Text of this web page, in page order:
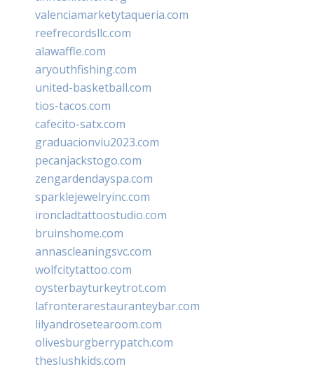
valenciamarketytaqueria.com
reefrecordsllc.com
alawaffle.com
aryouthfishing.com
united-basketball.com
tios-tacos.com
cafecito-satx.com
graduacionviu2023.com
pecanjackstogo.com
zengardendayspa.com
sparklejewelryinc.com
ironcladtattoostudio.com
bruinshome.com
annascleaningsvc.com
wolfcitytattoo.com
oysterbayturkeytrot.com
lafronterarestauranteybar.com
lilyandrosetearoom.com
olivesburgberrypatch.com
theslushkids.com